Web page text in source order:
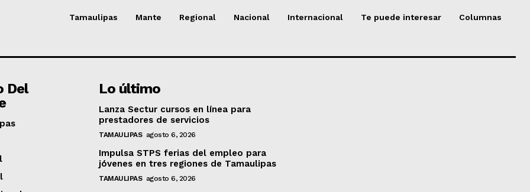
Tamaulipas Mante Regional Nacional Internacional Te puede interesar Columnas
Del
Lo último
Lanza Sectur cursos en línea para
prestadores de servicios
TAMAULIPAS agosto 6, 2026
Impulsa STPS ferias del empleo para
jóvenes en tres regiones de Tamaulipas
TAMAULIPAS agosto 6, 2026